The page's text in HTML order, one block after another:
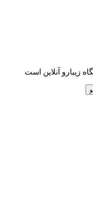
زیبارو آنلاین است